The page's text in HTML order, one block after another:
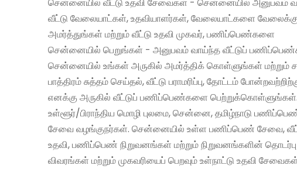
வீட்டு வேலையாட்கள், உதவியாளர்கள், வேலையாட்களை
அமர்த்துங்கள் மற்றும் வீட்டு உதவி முகவர், பணிப்பெண்களை
சென்னையில் பெறுங்கள் - அனுபவம் வாய்ந்த வீட்டுப்
சென்னையில் உங்கள் அருகில் அமர்த்திக் கொள்ளுங்கள் மற்றும்
பாத்திரம் சுத்தம் செய்தல், வீட்டு பராமரிப்பு, தோட்டம்
எனக்கு அருகில் வீட்டுப் பணிப்பெண்களை பெற்றுக்கொள்ளுங்கள்.
உள்ளூர்/பிராந்திய மொழி புலமை, சென்னை, தமிழ்நாடு
சேவை வழங்குநர்கள். சென்னையில் உள்ள பணிப்பெண் சேவை,
உதவி, பணிப்பெண் நிறுவனங்கள் மற்றும் நிறுவனங்களின் தொடர்பு
விவரங்கள் மற்றும் முகவரியைப் பெறவும் உள்நாட்டு உதவி